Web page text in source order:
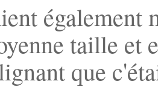
également
taille et
que